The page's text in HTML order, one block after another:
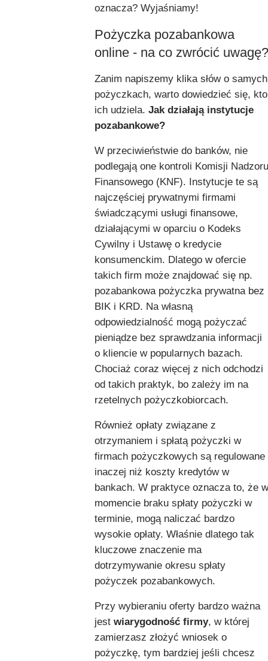
oznacza? Wyjaśniamy!
Pożyczka pozabankowa
online - na co zwrócić uwagę?
Zanim napiszemy klika słów o samych
pożyczkach, warto dowiedzieć się, kto
ich udziela. Jak działają instytucje
pozabankowe?
W przeciwieństwie do banków, nie
podlegają one kontroli Komisji Nadzoru
Finansowego (KNF). Instytucje te są
najczęściej prywatnymi firmami
świadczącymi usługi finansowe,
działającymi w oparciu o Kodeks
Cywilny i Ustawę o kredycie
konsumenckim. Dlatego w ofercie
takich firm może znajdować się np.
pozabankowa pożyczka prywatna bez
BIK i KRD. Na własną
odpowiedzialność mogą pożyczać
pieniądze bez sprawdzania informacji
o kliencie w popularnych bazach.
Chociaż coraz więcej z nich odchodzi
od takich praktyk, bo zależy im na
rzetelnych pożyczkobiorcach.
Również opłaty związane z
otrzymaniem i spłatą pożyczki w
firmach pożyczkowych są regulowane
inaczej niż koszty kredytów w
bankach. W praktyce oznacza to, że w
momencie braku spłaty pożyczki w
terminie, mogą naliczać bardzo
wysokie opłaty. Właśnie dlatego tak
kluczowe znaczenie ma
dotrzymywanie okresu spłaty
pożyczek pozabankowych.
Przy wybieraniu oferty bardzo ważna
jest wiarygodność firmy, w której
zamierzasz złożyć wniosek o
pożyczkę, tym bardziej jeśli chcesz